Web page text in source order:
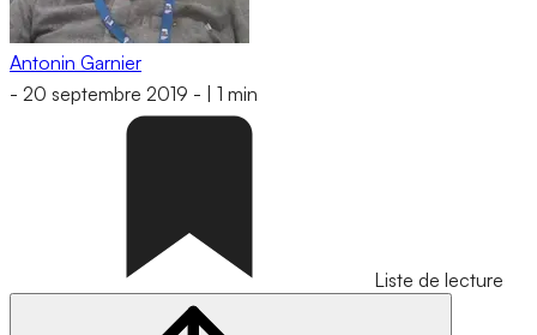
Antonin Garnier
- 20 septembre 2019 - 1 min
Liste de lecture